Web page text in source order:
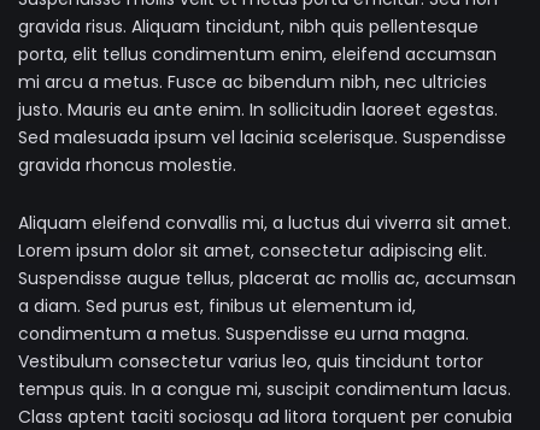
gravida risus. Aliquam tincidunt, nibh quis pellentesque
porta, elit tellus condimentum enim, eleifend accumsan
mi arcu a metus. Fusce ac bibendum nibh, nec ultricies
justo. Mauris eu ante enim. In sollicitudin laoreet egestas.
Sed malesuada ipsum vel lacinia scelerisque. Suspendisse
gravida rhoncus molestie.
Aliquam eleifend convallis mi, a luctus dui viverra sit amet.
Lorem ipsum dolor sit amet, consectetur adipiscing elit.
Suspendisse augue tellus, placerat ac mollis ac, accumsan
a diam. Sed purus est, finibus ut elementum id,
condimentum a metus. Suspendisse eu urna magna.
Vestibulum consectetur varius leo, quis tincidunt tortor
tempus quis. In a congue mi, suscipit condimentum lacus.
Class aptent taciti sociosqu ad litora torquent per conubia